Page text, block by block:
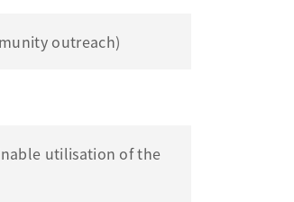
outreach)
utilisation of the